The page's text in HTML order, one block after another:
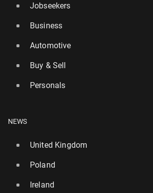
Jobseekers
Business
Automotive
Buy & Sell
Personals
NEWS
United Kingdom
Poland
Ireland